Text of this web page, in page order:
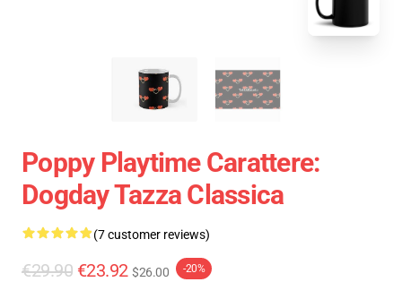
Poppy Playtime Carattere:
Dogday Tazza Classica
(7 customer reviews)
€29.90 €23.92 $26.00 -20%